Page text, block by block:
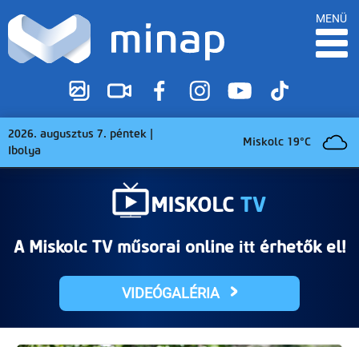
MENÜ
2026. augusztus 7. péntek |
Ibolya
Miskolc 19°C
MISKOLC TV
A Miskolc TV műsorai online ittérhetők el!
VIDEÓGALÉRIA